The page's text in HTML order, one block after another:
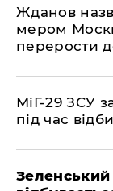
​Жданов
мером
перерости
​МіГ-29 ЗСУ
під час